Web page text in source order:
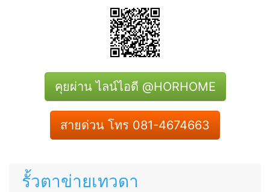
คุยผ่าน ไลน์ไอดี @HORHOME
สายด่วน โทร 081-4674663
รั้วตาข่ายเทวดา